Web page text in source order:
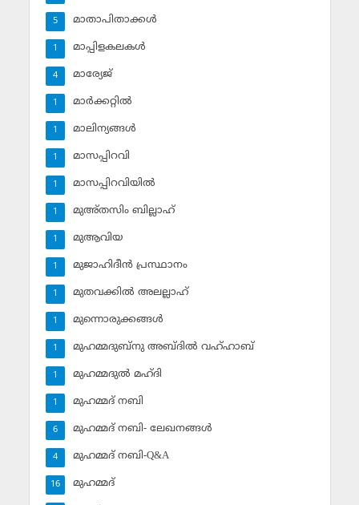
മാതാപിതാക്കള്‍
5
മാപ്പിളകലകള്‍
1
മാര്യേജ്
4
മാര്‍ക്കറ്റില്‍
1
മാലിന്യങ്ങള്‍
1
മാസപ്പിറവി
1
മാസപ്പിറവിയില്‍
1
മുഅ്തസിം ബില്ലാഹ്
1
മുആവിയ
1
മുജാഹിദീന്‍ പ്രസ്ഥാനം
1
മുതവക്കില്‍ അലല്ലാഹ്
1
മുന്നൊരുക്കങ്ങള്‍
1
മുഹമ്മദുബ്‌നു അബ്ദില്‍ വഹ്ഹാബ്
1
മുഹമ്മദുല്‍ മഹ്ദി
1
മുഹമ്മദ് നബി
1
മുഹമ്മദ് നബി- ലേഖനങ്ങള്‍
6
മുഹമ്മദ് നബി-Q&A
4
മുഹമ്മദ്‌
16